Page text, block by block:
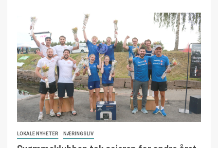
LOKALE NYHETER NÆRINGSLIV